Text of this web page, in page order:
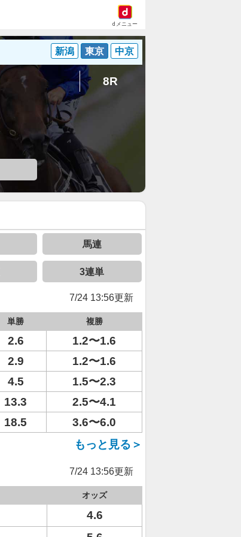
dメニュー
新潟 東京 中京
8R
馬連
3連単
7/24 13:56更新
単勝 複勝
2.6
1.2〜1.6
2.9
1.2〜1.6
4.5
1.5〜2.3
13.3
2.5〜4.1
18.5
3.6〜6.0
もっと見る＞
7/24 13:56更新
オッズ
4.6